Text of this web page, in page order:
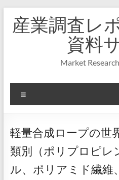
キ
プ
産業調査レ
資料
Market
ニ
ー
軽量合成ロープの世
類別（ポリプロピレ
ル、ポリアミド繊維